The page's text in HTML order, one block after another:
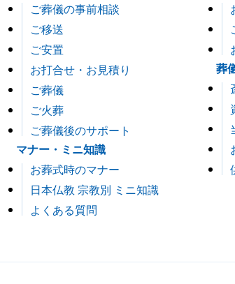
ご葬儀の事前相談
ご移送
ご安置
お打合せ・お見積り
ご葬儀
ご火葬
ご葬儀後のサポート
マナー・ミニ知識
お葬式時のマナー
日本仏教 宗教別 ミニ知識
よくある質問
葬